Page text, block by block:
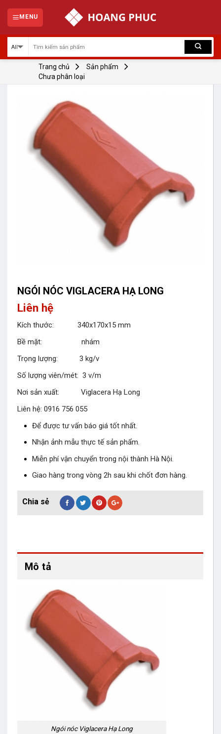
content
MENU
Trang chủ
Sản phẩm
Chưa phân loại
NGÓI NÓC VIGLACERA HẠ LONG
Liên hệ
Kích thước: 340x170x15 mm
Bề mặt: nhám
Trọng lượng: 3 kg/v
Số lượng viên/mét: 3 v/m
Nơi sản xuất: Viglacera Hạ Long
Liên hệ: 0916 756 055
Để được tư vấn báo giá tốt nhất.
Nhận ảnh mẫu thực tế sản phẩm.
Miễn phí vận chuyển trong nội thành Hà Nội.
Giao hàng trong vòng 2h sau khi chốt đơn hàng.
Mô tả
Ngói nóc Viglacera Hạ Long